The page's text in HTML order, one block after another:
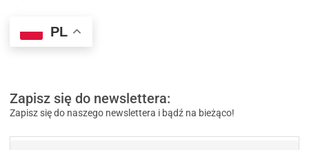
PL
Zapisz się do newslettera:
Zapisz się do naszego newslettera i bądź na bieżąco!